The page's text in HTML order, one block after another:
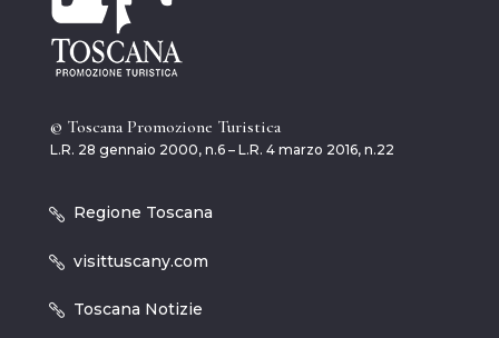
© Toscana Promozione Turistica
L.R. 28 gennaio 2000, n.6 – L.R. 4 marzo 2016, n.22
Regione Toscana
visittuscany.com
Toscana Notizie